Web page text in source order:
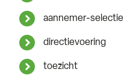
aannemer-selectie
directievoering
toezicht